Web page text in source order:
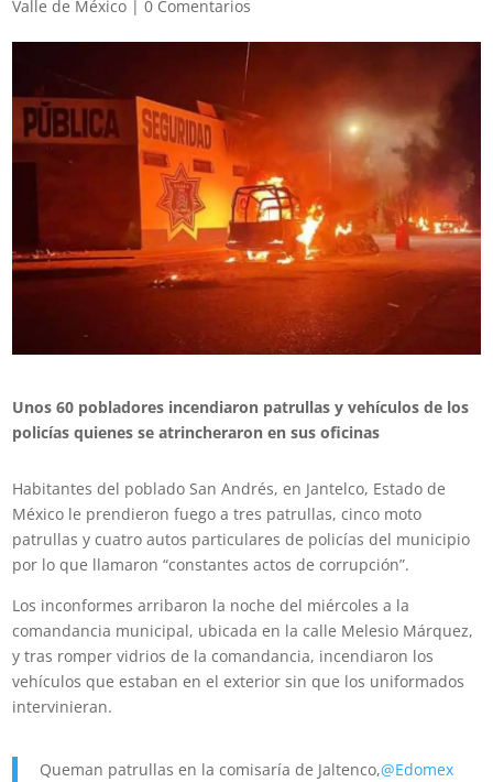
Valle de México |0 Comentarios
Unos 60 pobladores incendiaron patrullas y vehículos de los
policías quienes se atrincheraron en sus oficinas
Habitantes del poblado San Andrés, en Jantelco, Estado de
México le prendieron fuego a tres patrullas, cinco moto
patrullas y cuatro autos particulares de policías del municipio
por lo que llamaron “constantes actos de corrupción”.
Los inconformes arribaron la noche del miércoles a la
comandancia municipal, ubicada en la calle Melesio Márquez,
y tras romper vidrios de la comandancia, incendiaron los
vehículos que estaban en el exterior sin que los uniformados
intervinieran.
Queman patrullas en la comisaría de Jaltenco,@Edomex